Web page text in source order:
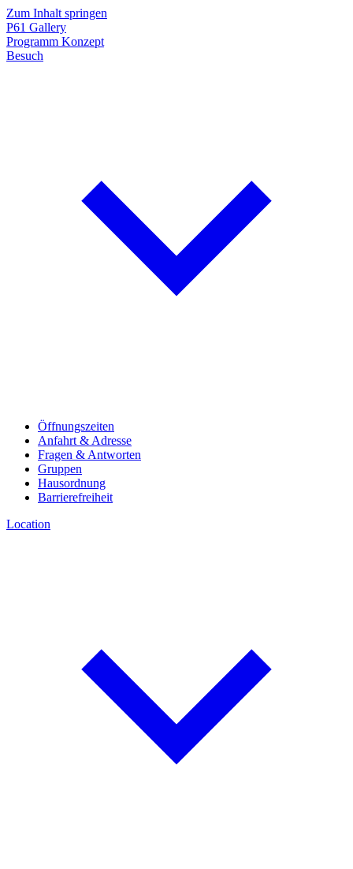
Zum Inhalt springen
P61 Gallery
Programm Konzept
Besuch
Öffnungszeiten
Anfahrt & Adresse
Fragen & Antworten
Gruppen
Hausordnung
Barrierefreiheit
Location